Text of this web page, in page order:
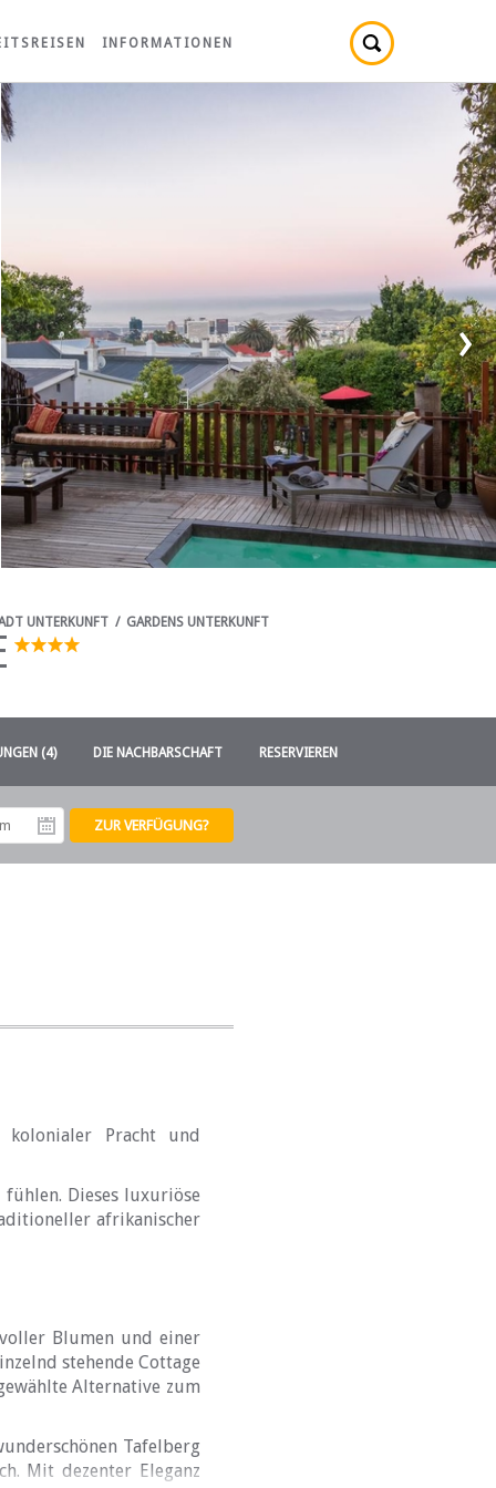
UNTERKUNFT / GARDENS UNTERKUNFT
›
(4) DIE NACHBARSCHAFT RESERVIEREN
kolonialer Pracht und
Dieses luxuriöse
afrikanischer
Blumen und einer
stehende Cottage
Alternative zum
Tafelberg
Mit dezenter Eleganz
INFORMATIONEN